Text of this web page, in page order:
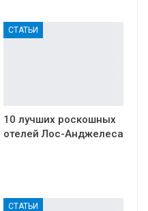
СТАТЬИ
10 лучших роскошных
отелей Лос-Анджелеса
СТАТЬИ